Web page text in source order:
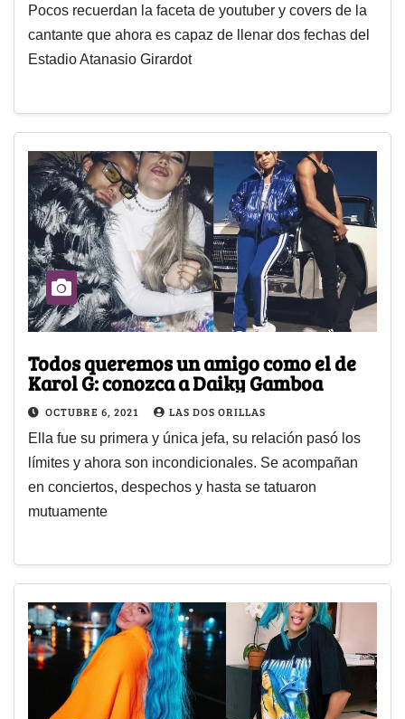
Pocos recuerdan la faceta de youtuber y covers de la
cantante que ahora es capaz de llenar dos fechas del
Estadio Atanasio Girardot
Todos queremos un amigo como el de
Karol G: conozca a Daiky Gamboa
OCTUBRE 6, 2021 LAS DOS ORILLAS
Ella fue su primera y única jefa, su relación pasó los
límites y ahora son incondicionales. Se acompañan
en conciertos, despechos y hasta se tatuaron
mutuamente